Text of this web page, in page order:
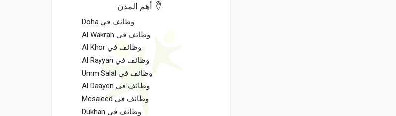
أهم المدن
وظائف في Doha
وظائف في Al Wakrah
وظائف في Al Khor
وظائف في Al Rayyan
وظائف في Umm Salal
وظائف في Al Daayen
وظائف في Mesaieed
وظائف في Dukhan